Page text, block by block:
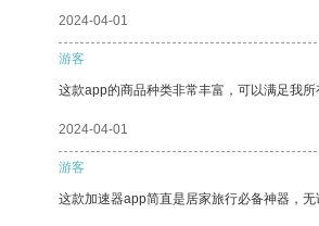
2024-04-01
游客
这款app的商品种类非常丰富，可以满足我所
2024-04-01
游客
这款加速器app简直是居家旅行必备神器，